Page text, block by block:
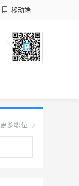
移动端
更多职位